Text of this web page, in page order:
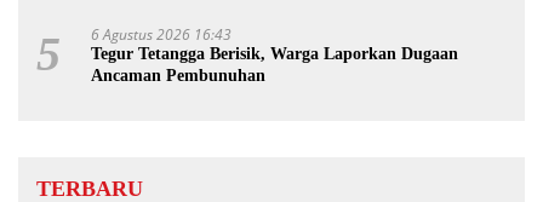
5 6 Agustus 2026 16:43
Tegur Tetangga Berisik, Warga Laporkan Dugaan
Ancaman Pembunuhan
TERBARU